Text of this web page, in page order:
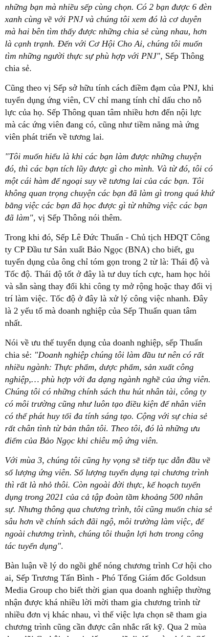
những bạn mà nhiều sếp cùng chọn. Có 2 bạn được 6 đèn
xanh cùng về với PNJ và chúng tôi xem đó là cơ duyên
mà hai bên tìm thấy được những chia sẻ cùng nhau, hơn
là cạnh trạnh. Đến với Cơ Hội Cho Ai, chúng tôi muốn
tìm những người thực sự phù hợp với PNJ", Sếp Thông
chia sẻ.
Cũng theo vị Sếp sở hữu tính cách điềm đạm của PNJ, khi
tuyển dụng ứng viên, CV chỉ mang tính chỉ dấu cho nỗ
lực của họ. Sếp Thông quan tâm nhiều hơn đến nội lực
mà các ứng viên đang có, cũng như tiềm năng mà ứng
viên phát triển về tương lai.
"Tôi muốn hiểu là khi các bạn làm được những chuyện
đó, thì các bạn tích lũy được gì cho mình. Và từ đó, tôi có
một cái hàm để ngoại suy về tương lai của các bạn. Tôi
không quan trọng chuyện các bạn đã làm gì trong quá khứ
bằng việc các bạn đã học được gì từ những việc các bạn
đã làm", vị Sếp Thông nói thêm.
Trong khi đó, Sếp Lê Đức Thuấn - Chủ tịch HĐQT Công
ty CP Đầu tư Sản xuất Bảo Ngọc (BNA) cho biết, gu
tuyển dụng của ông chỉ tóm gọn trong 2 từ là: Thái độ và
Tốc độ. Thái độ tốt ở đây là tư duy tích cực, ham học hỏi
và sẵn sàng thay đổi khi công ty mở rộng hoặc thay đổi vị
trí làm việc. Tốc độ ở đây là xử lý công việc nhanh. Đây
là 2 yếu tố mà doanh nghiệp của Sếp Thuấn quan tâm
nhất.
Nói về ưu thế tuyển dụng của doanh nghiệp, sếp Thuấn
chia sẻ: "Doanh nghiệp chúng tôi làm đầu tư nên có rất
nhiều ngành: Thực phẩm, dược phẩm, sản xuất công
nghiệp,… phù hợp với đa dạng ngành nghề của ứng viên.
Chúng tôi có những chính sách thu hút nhân tài, công ty
có môi trường cũng như luôn tạo điều kiện để nhân viên
có thể phát huy tối đa tính sáng tạo. Cộng với sự chia sẻ
rất chân tình từ bản thân tôi. Theo tôi, đó là những ưu
điểm của Bảo Ngọc khi chiêu mộ ứng viên.
Với mùa 3, chúng tôi cũng hy vọng sẽ tiếp tục dẫn đầu về
số lượng ứng viên. Số lượng tuyển dụng tại chương trình
thì rất là nhỏ thôi. Còn ngoài đời thực, kế hoạch tuyển
dụng trong 2021 của cả tập đoàn tầm khoảng 500 nhân
sự. Nhưng thông qua chương trình, tôi cũng muốn chia sẻ
sâu hơn về chính sách đãi ngộ, môi trường làm việc, để
ngoài chương trình, chúng tôi thuận lợi hơn trong công
tác tuyển dụng".
Bàn luận về lý do ngồi ghế nóng chương trình Cơ hội cho
ai, Sếp Trương Tấn Bình - Phó Tổng Giám đốc Goldsun
Media Group cho biết thời gian qua doanh nghiệp thường
nhận được khá nhiều lời mời tham gia chương trình từ
nhiều đơn vị khác nhau, vì thế việc lựa chọn sẽ tham gia
chương trình cũng cần được cân nhắc rất kỹ. Qua 2 mùa